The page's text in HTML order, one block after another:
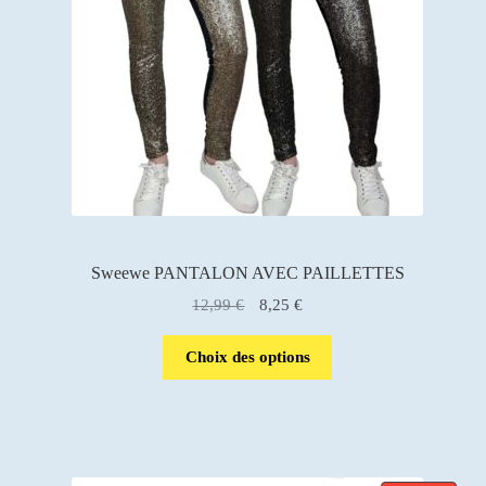
Sweewe PANTALON AVEC PAILLETTES
12,99€
Le
initial
était :
8,25 €Le
actuel
est :
Choix des options